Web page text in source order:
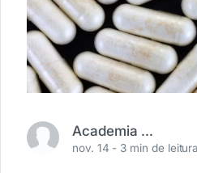
Academia Médica
nov. 14 - 3 min de leitura